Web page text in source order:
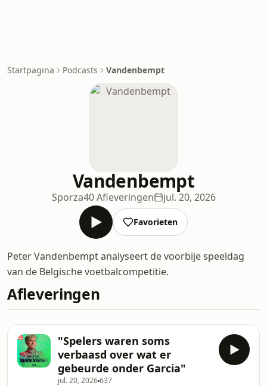
Startpagina Podcasts Vandenbempt
Vandenbempt
Sporza40 Afleveringen jul. 20, 2026
Favorieten
Peter Vandenbempt analyseert de voorbije speeldag
van de Belgische voetbalcompetitie.
Afleveringen
"Spelers waren soms
verbaasd over wat er
gebeurde onder Garcia"
jul. 20, 2026637